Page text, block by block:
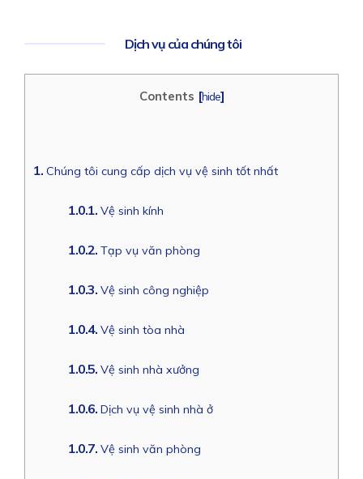
Dịch vụ của chúng tôi
Contents [hide]
1. Chúng tôi cung cấp dịch vụ vệ sinh tốt nhất
1.0.1.Vệ sinh kính
1.0.2.Tạp vụ văn phòng
1.0.3.Vệ sinh công nghiệp
1.0.4.Vệ sinh tòa nhà
1.0.5.Vệ sinh nhà xưởng
1.0.6.Dịch vụ vệ sinh nhà ở
1.0.7.Vệ sinh văn phòng